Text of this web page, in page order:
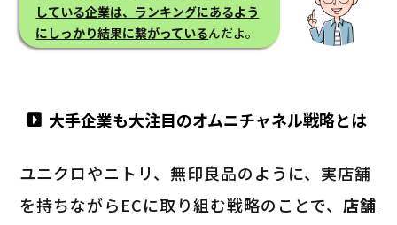
している企業は、ランキングにあるよう
にしっかり結果に繋がっているんだよ。
大手企業も大注目のオムニチャネル戦略とは
ユニクロやニトリ、無印良品のように、実店舗
を持ちながらECに取り組む戦略のことで、 店舗